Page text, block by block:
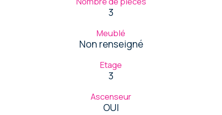
3
Meublé
Non renseigné
Etage
3
Ascenseur
OUI